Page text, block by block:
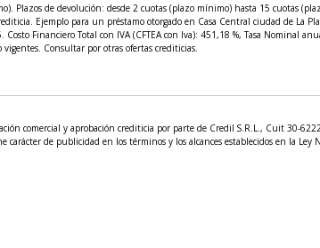
de devolución: desde 2 cuotas (plazo mínimo) hasta 15 cuotas
Ejemplo para un préstamo otorgado en Casa Central ciudad de La
Financiero Total con IVA (CFTEA con Iva): 451,18 %, Tasa Nominal
Consultar por otras ofertas crediticias.
comercial y aprobación crediticia por parte de Credil S.R.L., Cuit 30-
de publicidad en los términos y los alcances establecidos en la Ley